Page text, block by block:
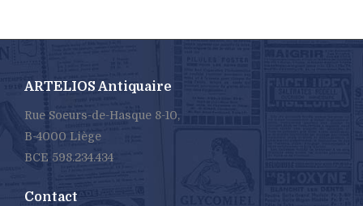
ARTELIOS Antiquaire
Rue Soeurs-de-Hasque 8-10,
B-4000 Liège
BCE 598.234.434
Contact